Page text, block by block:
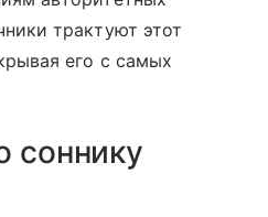
трактуют этот
его с самых
соннику